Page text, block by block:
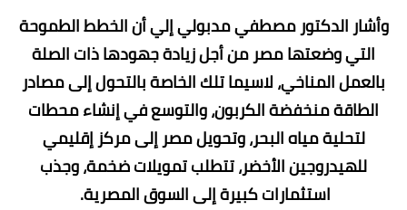
وأشار الدكتور مصطفي مدبولي إلي أن الخطط الطموحة
التي وضعتها مصر من أجل زيادة جهودها ذات الصلة
بالعمل المناخي، لاسيما تلك الخاصة بالتحول إلى مصادر
الطاقة منخفضة الكربون، والتوسع في إنشاء محطات
لتحلية مياه البحر، وتحويل مصر إلى مركز إقليمي
للهيدروجين الأخضر، تتطلب تمويلات ضخمة، وجذب
استثمارات كبيرة إلى السوق المصرية.